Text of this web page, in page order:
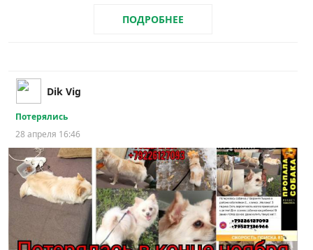
ПОДРОБНЕЕ
Dik Vig
Потерялись
28 апреля 16:46